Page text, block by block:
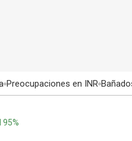
Preocupaciones en INR
95%